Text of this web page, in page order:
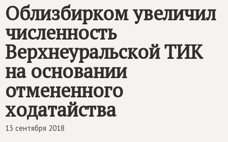
Облизбирком увеличил
численность
Верхнеуральской ТИК
на основании
отмененного
ходатайства
13 сентября 2018